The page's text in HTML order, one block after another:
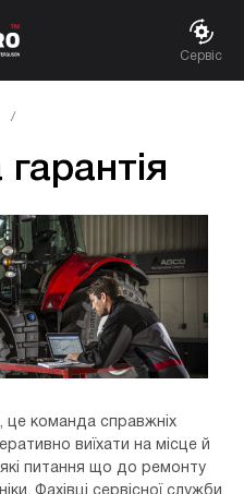
Сервіс
це команда справжніх
виїхати на місце й
питання що до ремонту